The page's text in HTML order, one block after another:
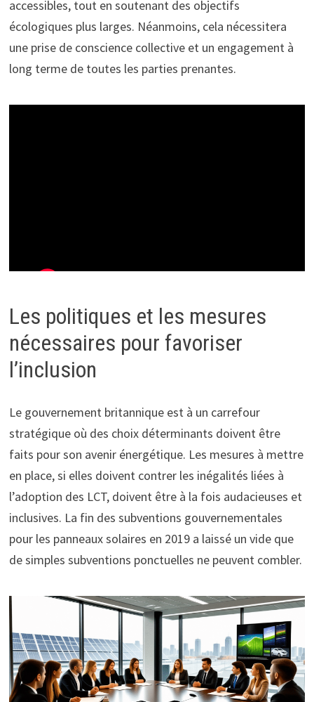
accessibles, tout en soutenant des objectifs
écologiques plus larges. Néanmoins, cela nécessitera
une prise de conscience collective et un engagement à
long terme de toutes les parties prenantes.
Les politiques et les mesures
nécessaires pour favoriser
l’inclusion
Le gouvernement britannique est à un carrefour
stratégique où des choix déterminants doivent être
faits pour son avenir énergétique. Les mesures à mettre
en place, si elles doivent contrer les inégalités liées à
l’adoption des LCT, doivent être à la fois audacieuses et
inclusives. La fin des subventions gouvernementales
pour les panneaux solaires en 2019 a laissé un vide que
de simples subventions ponctuelles ne peuvent combler.